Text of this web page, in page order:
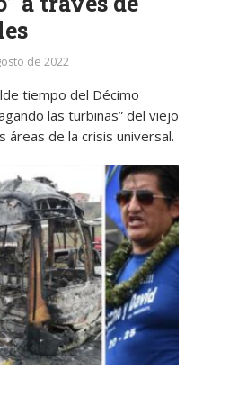
de 2022
tiempo del Décimo
las turbinas” del viejo
áreas de la crisis universal.